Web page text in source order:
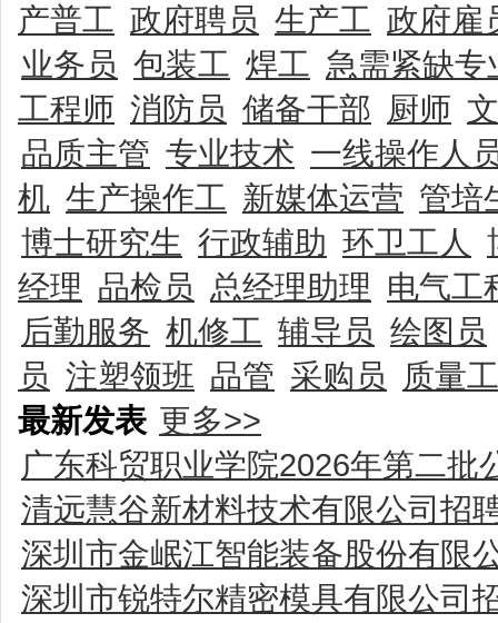
产普工 政府聘员 生产工 政府雇
业务员 包装工 焊工 急需紧缺专
工程师 消防员 储备干部 厨师
品质主管 专业技术 一线操作人
机 生产操作工 新媒体运营 管培
博士研究生 行政辅助 环卫工人
经理 品检员 总经理助理 电气工
后勤服务 机修工 辅导员 绘图员
员 注塑领班 品管 采购员
质量
最新发表 更多>>
广东科贸职业学院2026年第二批
清远慧谷新材料技术有限公司招
深圳市金岷江智能装备股份有限
深圳市锐特尔精密模具有限公司